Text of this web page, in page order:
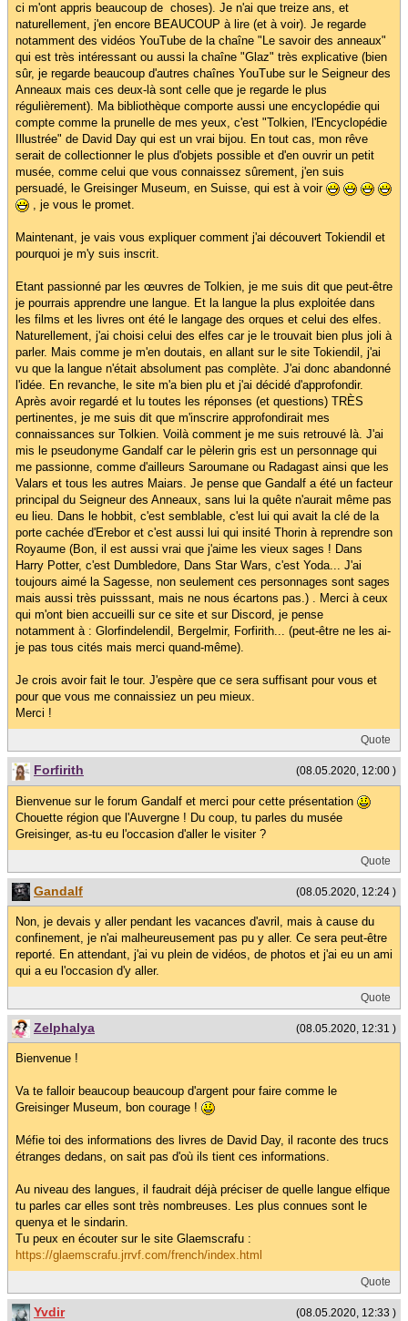
ci m'ont appris beaucoup de choses). Je n'ai que treize ans, et
naturellement, j'en encore BEAUCOUP à lire (et à voir). Je regarde
notamment des vidéos YouTube de la chaîne "Le savoir des anneaux"
qui est très intéressant ou aussi la chaîne "Glaz" très explicative (bien
sûr, je regarde beaucoup d'autres chaînes YouTube sur le Seigneur des
Anneaux mais ces deux-là sont celle que je regarde le plus
régulièrement). Ma bibliothèque comporte aussi une encyclopédie qui
compte comme la prunelle de mes yeux, c'est "Tolkien, l'Encyclopédie
Illustrée" de David Day qui est un vrai bijou. En tout cas, mon rêve
serait de collectionner le plus d'objets possible et d'en ouvrir un petit
musée, comme celui que vous connaissez sûrement, j'en suis
persuadé, le Greisinger Museum, en Suisse, qui est à voir
, je vous le promet.
Maintenant, je vais vous expliquer comment j'ai découvert Tokiendil et
pourquoi je m'y suis inscrit.
Etant passionné par les œuvres de Tolkien, je me suis dit que peut-être
je pourrais apprendre une langue. Et la langue la plus exploitée dans
les films et les livres ont été le langage des orques et celui des elfes.
Naturellement, j'ai choisi celui des elfes car je le trouvait bien plus joli à
parler. Mais comme je m'en doutais, en allant sur le site Tokiendil, j'ai
vu que la langue n'était absolument pas complète. J'ai donc abandonné
l'idée. En revanche, le site m'a bien plu et j'ai décidé d'approfondir.
Après avoir regardé et lu toutes les réponses (et questions) TRÈS
pertinentes, je me suis dit que m'inscrire approfondirait mes
connaissances sur Tolkien. Voilà comment je me suis retrouvé là. J'ai
mis le pseudonyme Gandalf car le pèlerin gris est un personnage qui
me passionne, comme d'ailleurs Saroumane ou Radagast ainsi que les
Valars et tous les autres Maiars. Je pense que Gandalf a été un facteur
principal du Seigneur des Anneaux, sans lui la quête n'aurait même pas
eu lieu. Dans le hobbit, c'est semblable, c'est lui qui avait la clé de la
porte cachée d'Erebor et c'est aussi lui qui insité Thorin à reprendre son
Royaume (Bon, il est aussi vrai que j'aime les vieux sages ! Dans
Harry Potter, c'est Dumbledore, Dans Star Wars, c'est Yoda... J'ai
toujours aimé la Sagesse, non seulement ces personnages sont sages
mais aussi très puisssant, mais ne nous écartons pas.) . Merci à ceux
qui m'ont bien accueilli sur ce site et sur Discord, je pense
notamment à : Glorfindelendil, Bergelmir, Forfirith... (peut-être ne les ai-
je pas tous cités mais merci quand-même).
Je crois avoir fait le tour. J'espère que ce sera suffisant pour vous et
pour que vous me connaissiez un peu mieux.
Merci !
Quote
(08.05.2020, 12:00 )
Forfirith
Bienvenue sur le forum Gandalf et merci pour cette présentation
Chouette région que l'Auvergne ! Du coup, tu parles du musée
Greisinger, as-tu eu l'occasion d'aller le visiter ?
Quote
(08.05.2020, 12:24 )
Gandalf
Non, je devais y aller pendant les vacances d'avril, mais à cause du
confinement, je n'ai malheureusement pas pu y aller. Ce sera peut-être
reporté. En attendant, j'ai vu plein de vidéos, de photos et j'ai eu un ami
qui a eu l'occasion d'y aller.
Quote
(08.05.2020, 12:31 )
Zelphalya
Bienvenue !
Va te falloir beaucoup beaucoup d'argent pour faire comme le
Greisinger Museum, bon courage !
Méfie toi des informations des livres de David Day, il raconte des trucs
étranges dedans, on sait pas d'où ils tient ces informations.
Au niveau des langues, il faudrait déjà préciser de quelle langue elfique
tu parles car elles sont très nombreuses. Les plus connues sont le
quenya et le sindarin.
Tu peux en écouter sur le site Glaemscrafu :
https://glaemscrafu.jrrvf.com/french/index.html
Quote
(08.05.2020, 12:33 )
Yvdir